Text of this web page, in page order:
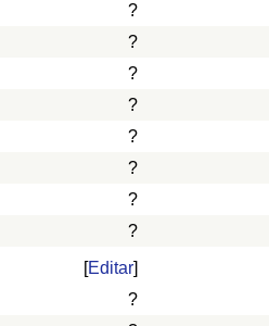
?
?
?
?
?
?
?
?
[Editar]
?